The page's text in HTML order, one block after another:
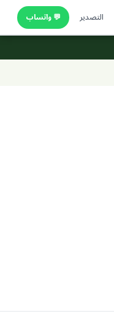
التصدير
💬 واتساب